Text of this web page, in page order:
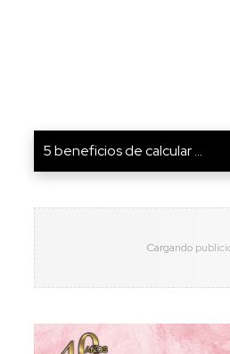
5 beneficios de calcular ...